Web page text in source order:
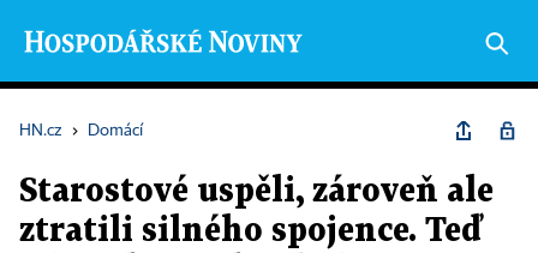
HN.cz › Domácí
Starostové uspěli, zároveň ale
ztratili silného spojence. Teď